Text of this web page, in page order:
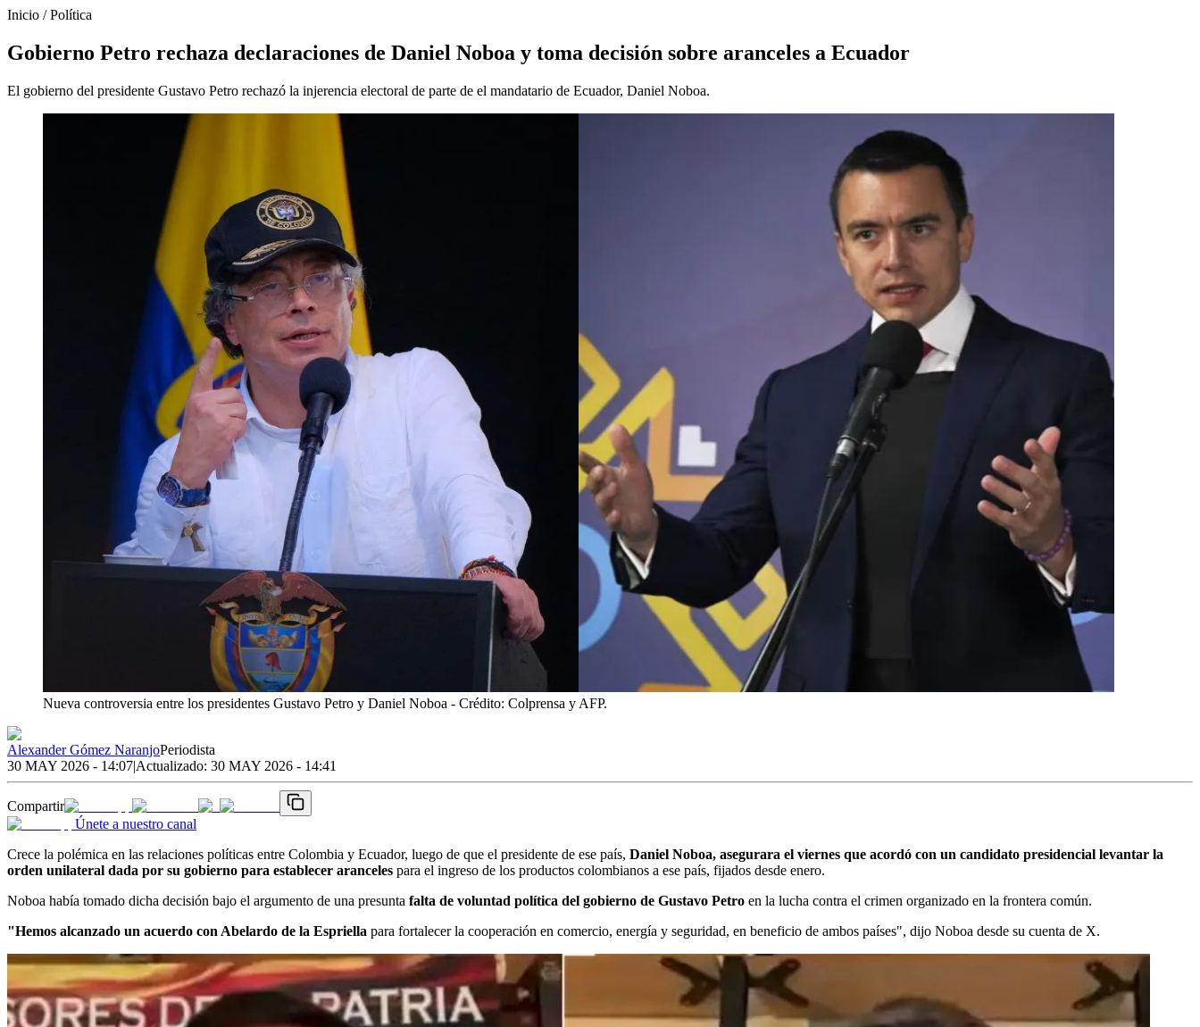
Inicio /Política
Gobierno Petro rechaza declaraciones de Daniel Noboa y toma decisión sobre aranceles a Ecuador
El gobierno del presidente Gustavo Petro rechazó la injerencia electoral de parte de el mandatario de Ecuador, Daniel Noboa.
Nueva controversia entre los presidentes Gustavo Petro y Daniel Noboa - Crédito: Colprensa y AFP.
Alexander Gómez NaranjoPeriodista
30 MAY 2026 - 14:07|Actualizado: 30 MAY 2026 - 14:41
Compartir
Únete a nuestro canal
Crece la polémica en las relaciones políticas entre Colombia y Ecuador, luego de que el presidente de ese país, Daniel Noboa, asegurara el viernes que acordó con un candidato presidencial levantar la
orden unilateral dada por su gobierno para establecer aranceles para el ingreso de los productos colombianos a ese país, fijados desde enero.
Noboa había tomado dicha decisión bajo el argumento de una presunta falta de voluntad política del gobierno de Gustavo Petro en la lucha contra el crimen organizado en la frontera común.
"Hemos alcanzado un acuerdo con Abelardo de la Espriella para fortalecer la cooperación en comercio, energía y seguridad, en beneficio de ambos países", dijo Noboa desde su cuenta de X.